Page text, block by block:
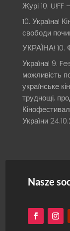
Журі 10. U!FF
10. Україна!
свободи
УКРАЇНА! 10.
Україна! 9.
можливість
українське
труднощі,
України
Nasze